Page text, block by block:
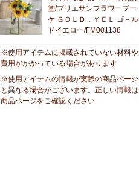
堂/プリエサンフラワーブー
ケ ＧＯＬＤ．ＹＥＬ ゴ－ル
ドイエロー/FM001138
※使用アイテムに掲載されていない材料や
費用がかかっている場合があります
※使用アイテムの情報が実際の商品ページ
と異なる場合がございます。正しい情報は
商品ページをご確認ください